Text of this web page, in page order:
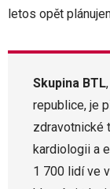
letos opět
Skupina BTL
republice, je
zdravotnické
kardiologii a
1 700 lidí ve